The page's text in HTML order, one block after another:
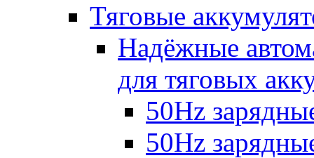
Тяговые
Надёжные
для тяговых
50Hz
50Hz